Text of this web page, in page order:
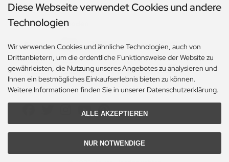
Zahlungsmethoden
Social Media
Diese Webseite verwendet Cookies und andere
Technologien
Wir verwenden Cookies und ähnliche Technologien, auch von
Drittanbietern, um die ordentliche Funktionsweise der Website zu
gewährleisten, die Nutzung unseres Angebotes zu analysieren und
Ihnen ein bestmögliches Einkaufserlebnis bieten zu können.
Weitere Informationen finden Sie in unserer Datenschutzerklärung.
ALLE AKZEPTIEREN
NUR NOTWENDIGE